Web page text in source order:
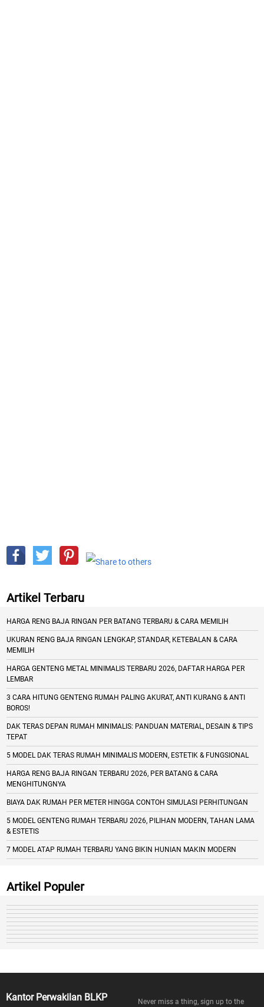
Artikel Terbaru
HARGA RENG BAJA RINGAN PER BATANG TERBARU & CARA MEMILIH
UKURAN RENG BAJA RINGAN LENGKAP, STANDAR, KETEBALAN & CARA
MEMILIH
HARGA GENTENG METAL MINIMALIS TERBARU 2026, DAFTAR HARGA PER
LEMBAR
3 CARA HITUNG GENTENG RUMAH PALING AKURAT, ANTI KURANG & ANTI
BOROS!
DAK TERAS DEPAN RUMAH MINIMALIS: PANDUAN MATERIAL, DESAIN & TIPS
TEPAT
5 MODEL DAK TERAS RUMAH MINIMALIS MODERN, ESTETIK & FUNGSIONAL
HARGA RENG BAJA RINGAN TERBARU 2026, PER BATANG & CARA
MENGHITUNGNYA
BIAYA DAK RUMAH PER METER HINGGA CONTOH SIMULASI PERHITUNGAN
5 MODEL GENTENG RUMAH TERBARU 2026, PILIHAN MODERN, TAHAN LAMA
& ESTETIS
7 MODEL ATAP RUMAH TERBARU YANG BIKIN HUNIAN MAKIN MODERN
Artikel Populer
Kantor Perwakilan BLKP Never miss a thing, sign up to the